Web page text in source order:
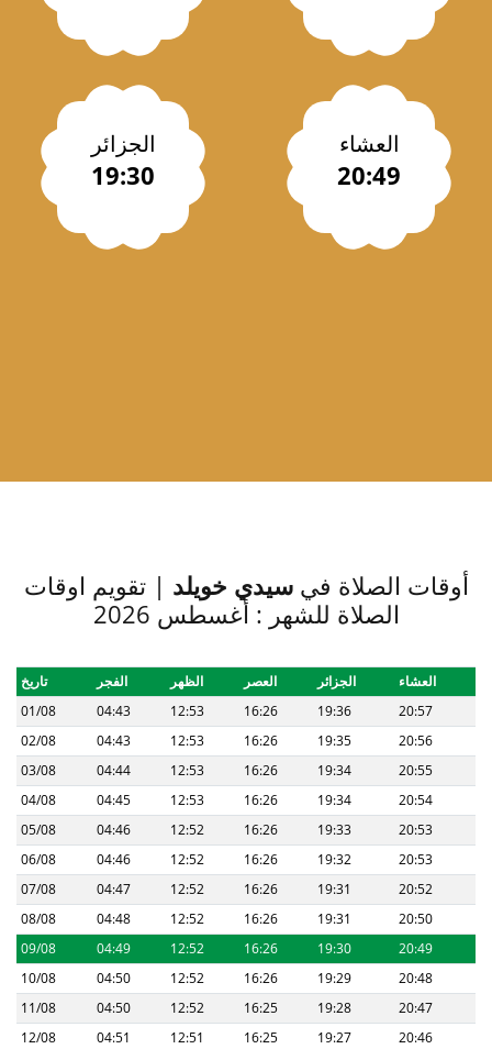
الجزائر
19:30
العشاء
20:49
أوقات الصلاة فيسيدي خويلد | تقويم اوقات
الصلاة للشهر : أغسطس 2026
تاريخ الفجر الظهر العصر الجزائر
العشاء
01/08
04:43 12:53 16:26 19:36
20:57
02/08
04:43 12:53 16:26 19:35
20:56
03/08
04:44 12:53 16:26 19:34
20:55
04/08
04:45 12:53 16:26 19:34
20:54
05/08
04:46 12:52 16:26 19:33
20:53
06/08
04:46 12:52 16:26 19:32
20:53
07/08
04:47 12:52 16:26 19:31
20:52
08/08
04:48 12:52 16:26 19:31
20:50
09/08
04:49 12:52 16:26 19:30
20:49
10/08
04:50 12:52 16:26 19:29
20:48
11/08
04:50 12:52 16:25 19:28
20:47
12/08
04:51 12:51 16:25 19:27
20:46